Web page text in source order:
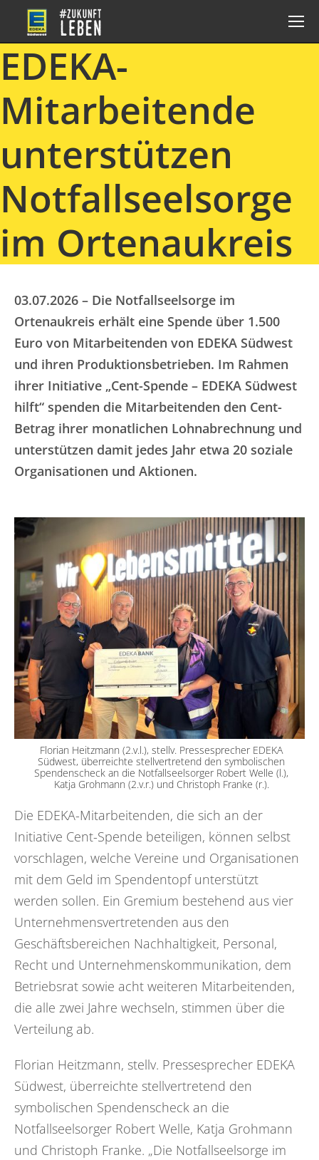
EDEKA-
Mitarbeitende
unterstützen
Notfallseelsorge
im Ortenaukreis
03.07.2026 – Die Notfallseelsorge im
Ortenaukreis erhält eine Spende über 1.500
Euro von Mitarbeitenden von EDEKA Südwest
und ihren Produktionsbetrieben. Im Rahmen
ihrer Initiative „Cent-Spende – EDEKA Südwest
hilft“ spenden die Mitarbeitenden den Cent-
Betrag ihrer monatlichen Lohnabrechnung und
unterstützen damit jedes Jahr etwa 20 soziale
Organisationen und Aktionen.
Florian Heitzmann (2.v.l.), stellv. Pressesprecher EDEKA
Südwest, überreichte stellvertretend den symbolischen
Spendenscheck an die Notfallseelsorger Robert Welle (l.),
Katja Grohmann (2.v.r.) und Christoph Franke (r.).
Die EDEKA-Mitarbeitenden, die sich an der
Initiative Cent-Spende beteiligen, können selbst
vorschlagen, welche Vereine und Organisationen
mit dem Geld im Spendentopf unterstützt
werden sollen. Ein Gremium bestehend aus vier
Unternehmensvertretenden aus den
Geschäftsbereichen Nachhaltigkeit, Personal,
Recht und Unternehmenskommunikation, dem
Betriebsrat sowie acht weiteren Mitarbeitenden,
die alle zwei Jahre wechseln, stimmen über die
Verteilung ab.
Florian Heitzmann, stellv. Pressesprecher EDEKA
Südwest, überreichte stellvertretend den
symbolischen Spendenscheck an die
Notfallseelsorger Robert Welle, Katja Grohmann
und Christoph Franke. „Die Notfallseelsorge im